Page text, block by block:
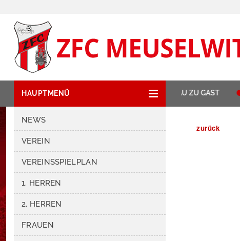
HAUPTMENÜ
NEWSTICKER: ZIPSE HAT GLAUCHAU ZU GAST
NEWS
VEREIN
VEREINSSPIELPLAN
1. HERREN
2. HERREN
FRAUEN
zurück